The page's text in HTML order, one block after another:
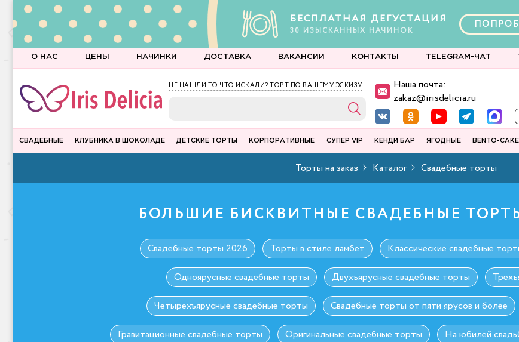
БЕСПЛАТНАЯ ДЕГУСТАЦИЯ
30 ИЗЫСКАННЫХ НАЧИНОК
О НАС ЦЕНЫ НАЧИНКИ ДОСТАВКА ВАКАНСИИ КОНТАКТЫ TELEGRAM-ЧАТ
НЕ НАШЛИ ТО ЧТО ИСКАЛИ? ТОРТ ПО ВАШЕМУ ЭСКИЗУ
Наша почта:
zakaz@irisdelicia.ru
СВАДЕБНЫЕ КЛУБНИКА В ШОКОЛАДЕ ДЕТСКИЕ ТОРТЫ КОРПОРАТИВНЫЕ СУПЕР VIP КЕНДИ БАР ЯГОДНЫЕ BENTO-CAKE
Торты на заказ Каталог Свадебные торты
БОЛЬШИЕ БИСКВИТНЫЕ СВАДЕБНЫЕ
Свадебные торты 2026 Торты в стиле ламбет Классические свадебные
Одноярусные свадебные торты Двухъярусные свадебные торты
Четырехъярусные свадебные торты Свадебные торты от пяти ярусов и более
Гравитационные свадебные торты Оригинальные свадебные торты На юбилей